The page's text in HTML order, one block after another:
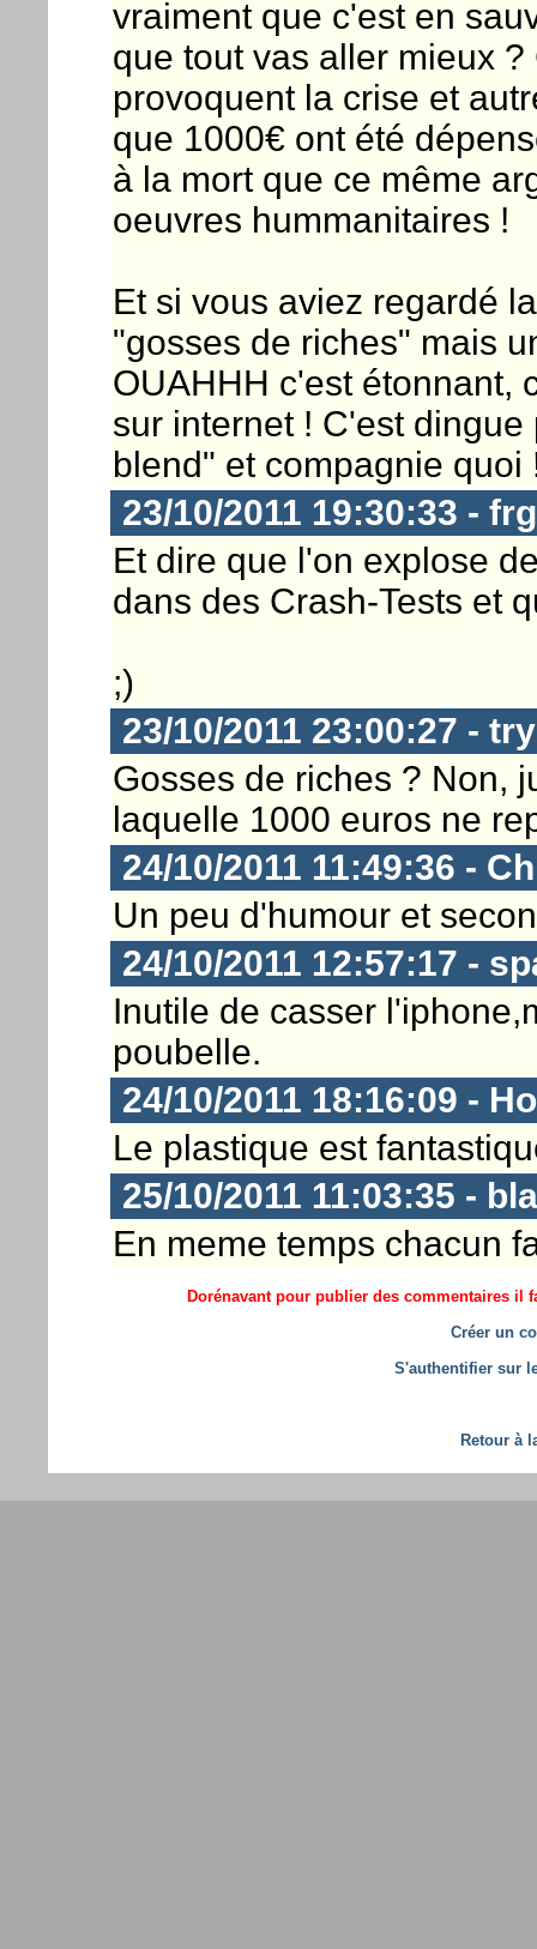
vraiment que c'est en
que tout vas aller mieux
provoquent la crise et
que 1000€ ont été
à la mort que ce même
oeuvres hummanitaires !
Et si vous aviez regardé
"gosses de riches" mais
OUAHHH c'est étonnant,
sur internet ! C'est
blend" et compagnie quoi
23/10/2011 19:30:33 - frg
Et dire que l'on explose
dans des Crash-Tests et
;)
23/10/2011 23:00:27 -
Gosses de riches ? Non,
laquelle 1000 euros ne
24/10/2011 11:49:36 -
Un peu d'humour et
24/10/2011 12:57:17 -
Inutile de casser
poubelle.
24/10/2011 18:16:09 -
Le plastique est
25/10/2011 11:03:35 -
En meme temps chacun
Dorénavant pour publier des commentaires il
Créer un
S'authentifier sur
Retour à